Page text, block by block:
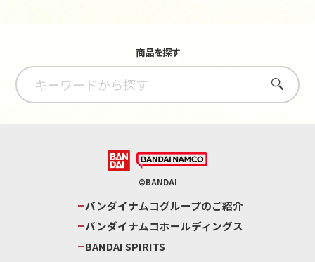
商品を探す
さがす
©BANDAI
バンダイナムコグループのご紹介
バンダイナムコホールディングス
BANDAI SPIRITS